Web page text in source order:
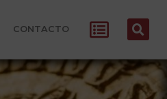
CONTACTO